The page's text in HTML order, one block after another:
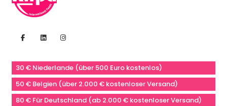
30 € Niederlande (über 500 Euro kostenlos)
50 € Belgien (über 2.000 € kostenloser Versand)
80 € Für Deutschland (ab 2.000 € kostenloser Versand)